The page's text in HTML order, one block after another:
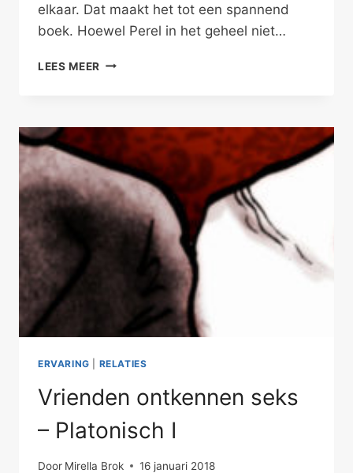
elkaar. Dat maakt het tot een spannend
boek. Hoewel Perel in het geheel niet…
LEES MEER EROTISCH
ERVARING RELATIES
Vrienden ontkennen seks
– Platonisch I
Door Mirella Brok 16 januari 2018